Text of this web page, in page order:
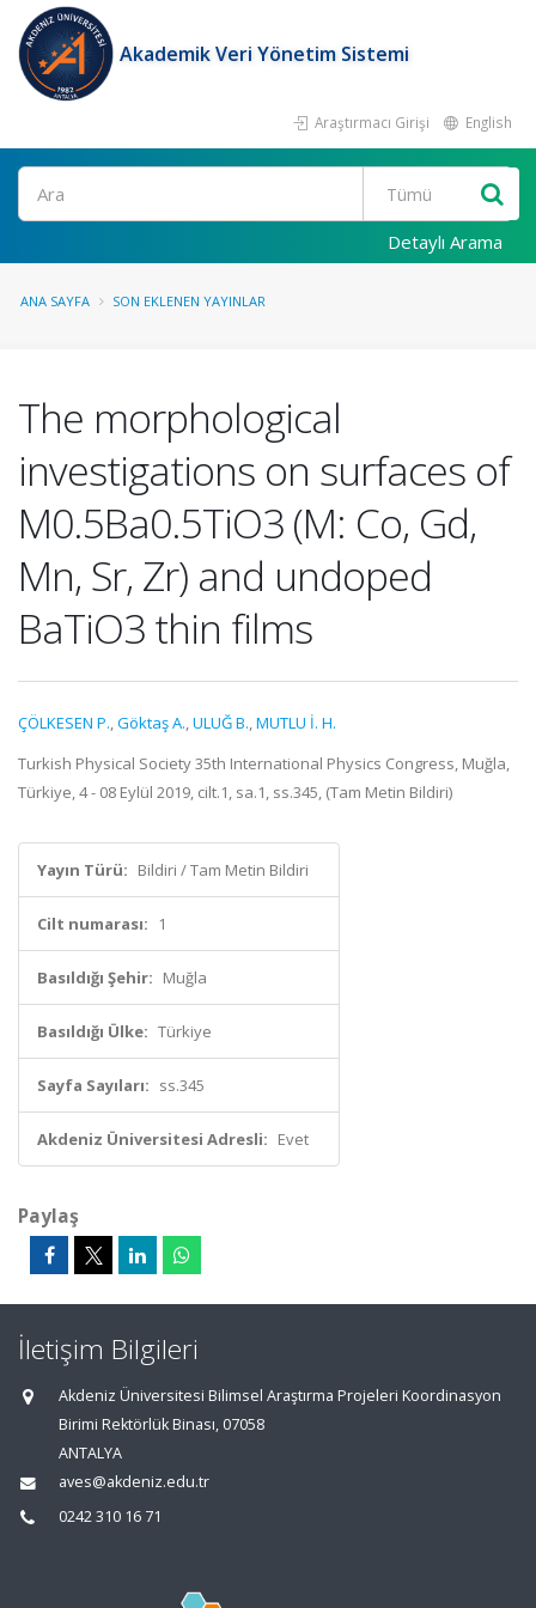
Akademik Veri Yönetim Sistemi
Araştırmacı Girişi English
Ara
Detaylı Arama
ANA SAYFA SON EKLENEN YAYINLAR
The morphological
investigations on surfaces of
M0.5Ba0.5TiO3 (M: Co, Gd,
Mn, Sr, Zr) and undoped
BaTiO3 thin films
ÇÖLKESEN P.,Göktaş A.,ULUĞ B.,MUTLU İ. H.
Turkish Physical Society 35th International Physics Congress, Muğla,
Türkiye, 4 - 08 Eylül 2019, cilt.1, sa.1, ss.345, (Tam Metin Bildiri)
Yayın Türü: Bildiri / Tam Metin Bildiri
Cilt numarası: 1
Basıldığı Şehir: Muğla
Basıldığı Ülke: Türkiye
Sayfa Sayıları: ss.345
Akdeniz Üniversitesi Adresli: Evet
Paylaş
İletişim Bilgileri
Akdeniz Üniversitesi Bilimsel Araştırma Projeleri Koordinasyon
Birimi Rektörlük Binası, 07058
ANTALYA
aves@akdeniz.edu.tr
0242 310 16 71